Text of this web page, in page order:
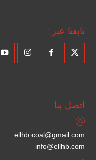
تابعنا عبر :
اتصل بنا
ellhb.coal@gmail.com
info@ellhb.com